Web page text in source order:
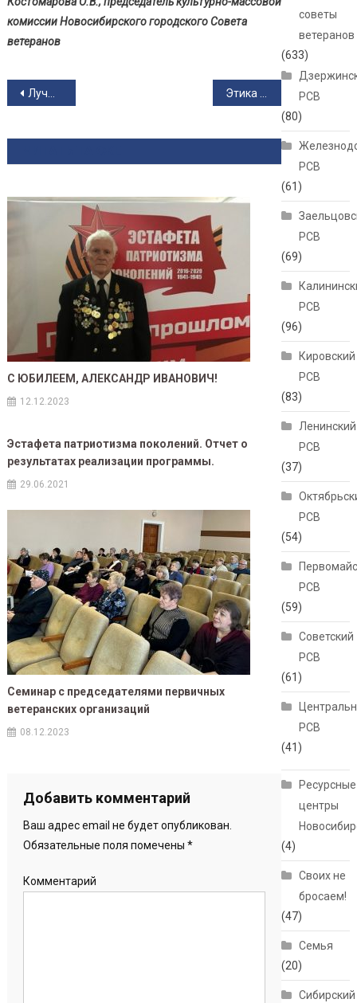
комиссии Новосибирского городского Совета
ветеранов
Навигация по записям
Лучшая клумба Новосибирска — 2025
С ЮБИЛЕЕМ, АЛЕКСАНДР ИВАНОВИЧ!
12.12.2023
Эстафета патриотизма поколений. Отчет о
результатах реализации программы.
29.06.2021
Семинар с председателями первичных
ветеранских организаций
08.12.2023
Добавить комментарий
Ваш адрес email не будет опубликован.
Обязательные поля помечены *
Комментарий
советы
ветеранов
(633)
РСВ
(80)
РСВ
(61)
РСВ
(69)
РСВ
(96)
Кировский
РСВ
(83)
Ленинский
РСВ
(37)
РСВ
(54)
РСВ
(59)
Советский
РСВ
(61)
РСВ
(41)
Ресурсные
центры
(4)
Своих не
бросаем!
(47)
Семья
(20)
Сибирский